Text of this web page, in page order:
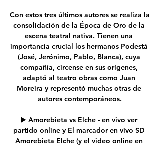
Con estos tres últimos autores se realiza la
consolidación de la Época de Oro de la
escena teatral nativa. Tienen una
importancia crucial los hermanos Podestá
(José, Jerónimo, Pablo, Blanca), cuya
compañía, circense en sus orígenes,
adaptó al teatro obras como Juan
Moreira y representó muchas otras de
autores contemporáneos.
▶️ Amorebieta vs Elche - en vivo ver
partido online y El marcador en vivo SD
Amorebieta Elche (y el video online en